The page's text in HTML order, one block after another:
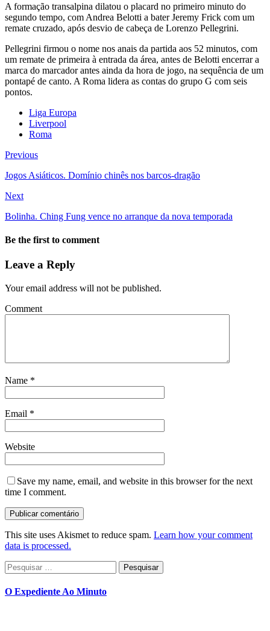
A formação transalpina dilatou o placard no primeiro minuto do
segundo tempo, com Andrea Belotti a bater Jeremy Frick com um
remate cruzado, após desvio de cabeça de Lorenzo Pellegrini.
Pellegrini firmou o nome nos anais da partida aos 52 minutos, com
um remate de primeira à entrada da área, antes de Belotti encerrar a
marca do marcador antes ainda da hora de jogo, na sequência de um
pontapé de canto. A Roma lidera as contas do grupo G com seis
pontos.
Liga Europa
Liverpool
Roma
Previous
Jogos Asiáticos. Domínio chinês nos barcos-dragão
Next
Bolinha. Ching Fung vence no arranque da nova temporada
Be the first to comment
Leave a Reply
Your email address will not be published.
Comment
Name *
Email *
Website
Save my name, email, and website in this browser for the next
time I comment.
This site uses Akismet to reduce spam. Learn how your comment
data is processed.
Pesquisar
por:
O Expediente Ao Minuto